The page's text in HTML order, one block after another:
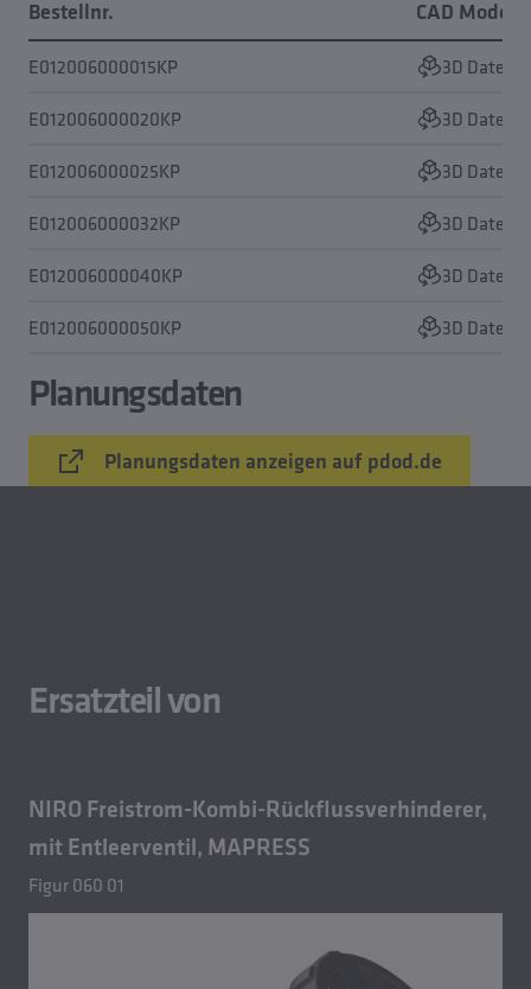
Bestellnr. CAD Modell
E012006000015KP 3D Daten
E012006000020KP 3D Daten
E012006000025KP 3D Daten
E012006000032KP 3D Daten
E012006000040KP 3D Daten
E012006000050KP 3D Daten
Planungsdaten
Planungsdaten anzeigen auf pdod.de
Ersatzteil von
NIRO Freistrom-Kombi-Rückflussverhinderer,
mit Entleerventil, MAPRESS
Figur 060 01